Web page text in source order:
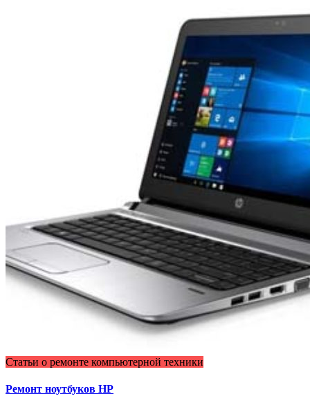
Статьи о ремонте компьютерной техники
Ремонт ноутбуков HP